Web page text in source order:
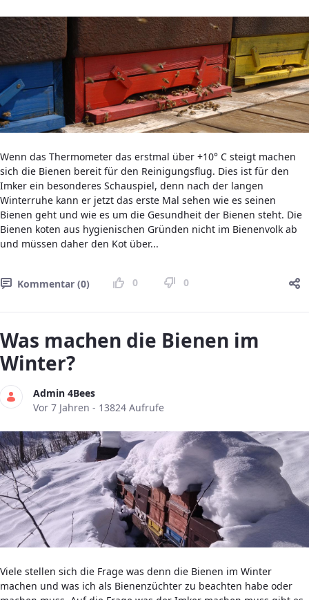
Wenn das Thermometer das erstmal über +10° C steigt machen
sich die Bienen bereit für den Reinigungsflug. Dies ist für den
Imker ein besonderes Schauspiel, denn nach der langen
Winterruhe kann er jetzt das erste Mal sehen wie es seinen
Bienen geht und wie es um die Gesundheit der Bienen steht. Die
Bienen koten aus hygienischen Gründen nicht im Bienenvolk ab
und müssen daher den Kot über...
Kommentar (0) 0 0
Was machen die Bienen im
Winter?
Admin 4Bees
Publikationsdatum
Vor 7 Jahren - 13824 Aufrufe
Viele stellen sich die Frage was denn die Bienen im Winter
machen und was ich als Bienenzüchter zu beachten habe oder